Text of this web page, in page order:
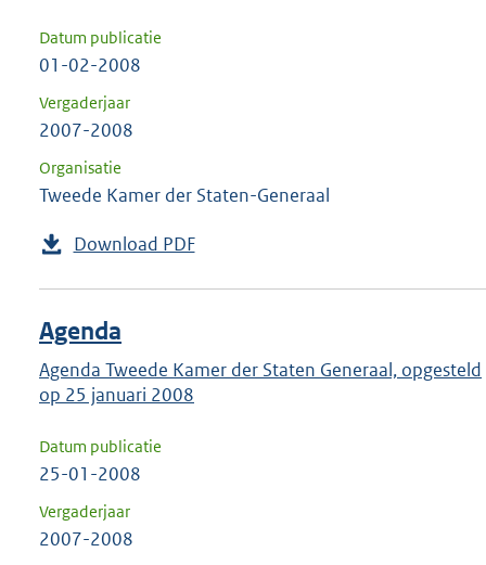
Datum publicatie
01-02-2008
Vergaderjaar
2007-2008
Organisatie
Tweede Kamer der Staten-Generaal
Download PDF
Agenda
Agenda Tweede Kamer der Staten Generaal, opgesteld
op 25 januari 2008
Datum publicatie
25-01-2008
Vergaderjaar
2007-2008